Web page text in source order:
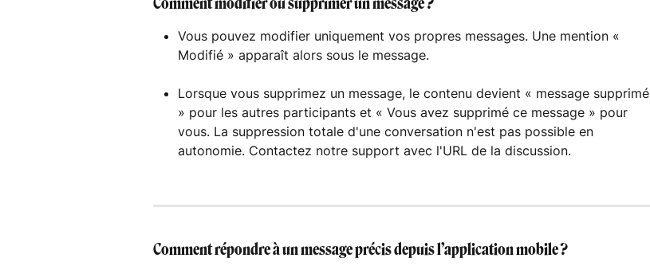
Vous pouvez modifier uniquement vos propres messages. Une mention «
Modifié » apparaît alors sous le message.
Lorsque vous supprimez un message, le contenu devient « message supprimé
» pour les autres participants et « Vous avez supprimé ce message » pour
vous. La suppression totale d'une conversation n'est pas possible en
autonomie. Contactez notre support avec l'URL de la discussion.
Comment répondre à un message précis depuis l’application mobile ?